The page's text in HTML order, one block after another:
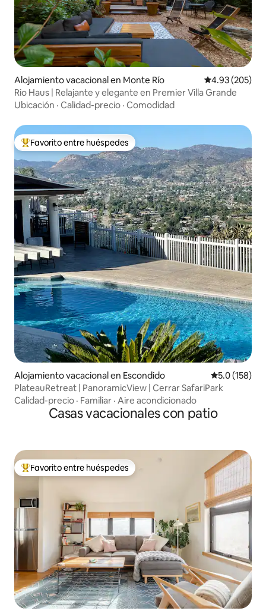
Alojamiento vacacional en Monte Río Calificación
4.93 (205)
Rio Haus | Relajante y elegante en Premier Villa Grande
Ubicación · Calidad-precio · Comodidad
Favorito entre huéspedes preferido
Favorito entre huéspedes
Alojamiento vacacional en Escondido Calificación
5.0 (158)
PlateauRetreat | PanoramicView | Cerrar SafariPark
Calidad-precio · Familiar · Aire acondicionado
Casas vacacionales con patio
Favorito entre huéspedes preferido
Favorito entre huéspedes